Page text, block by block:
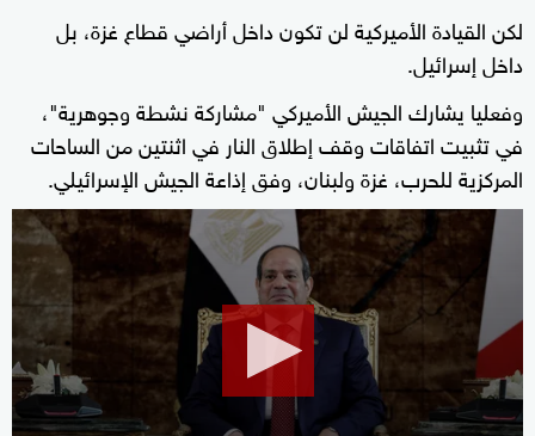
لكن القيادة الأميركية لن تكون داخل أراضي قطاع غزة، بل
داخل إسرائيل.
وفعليا يشارك الجيش الأميركي "مشاركة نشطة وجوهرية"،
في تثبيت اتفاقات وقف إطلاق النار في اثنتين من الساحات
المركزية للحرب، غزة ولبنان، وفق إذاعة الجيش الإسرائيلي.
seconds
10
minutes,
3
seconds